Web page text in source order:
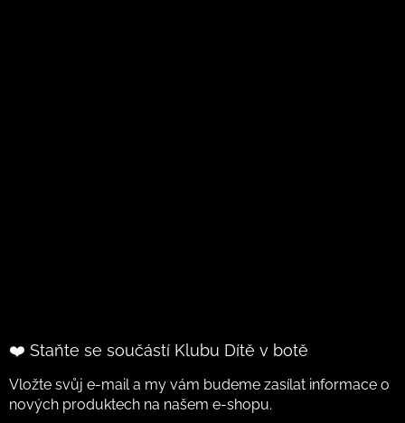
❤️ Staňte se součástí Klubu Dítě v botě
Vložte svůj e-mail a my vám budeme zasílat informace o
nových produktech na našem e-shopu.